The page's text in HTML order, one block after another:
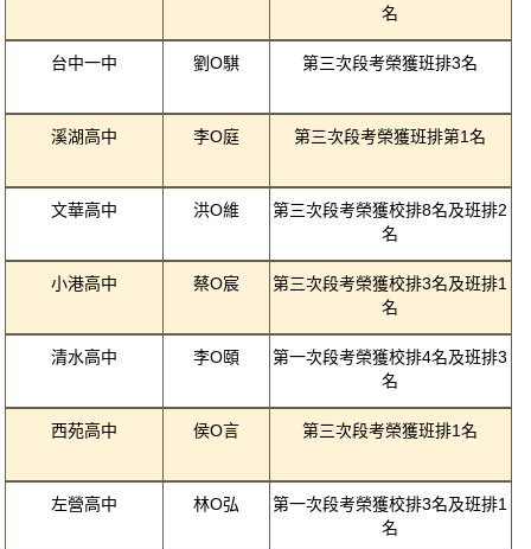
名
台中一中 劉O騏 第三次段考榮獲班排3名
溪湖高中 李O庭 第三次段考榮獲班排第1名
文華高中 洪O維
第三次段考榮獲校排8名及班排2
名
小港高中 蔡O宸
第三次段考榮獲校排3名及班排1
名
清水高中 李O頤
第一次段考榮獲校排4名及班排3
名
西苑高中 侯O言 第三次段考榮獲班排1名
左營高中 林O弘
第一次段考榮獲校排3名及班排1
名